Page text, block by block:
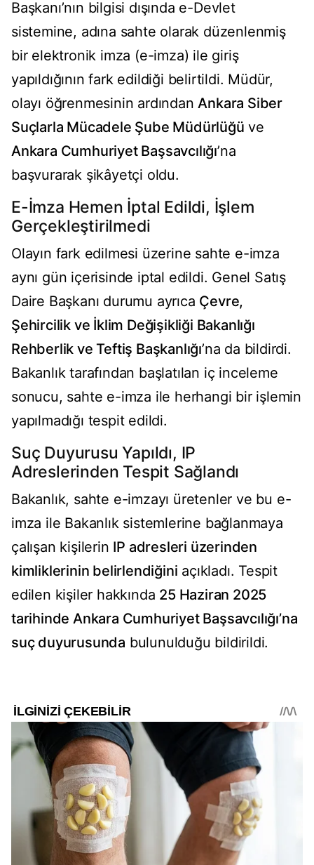
Başkanı’nın bilgisi dışında e-Devlet
sistemine, adına sahte olarak düzenlenmiş
bir elektronik imza (e-imza) ile giriş
yapıldığının fark edildiği belirtildi. Müdür,
olayı öğrenmesinin ardındanAnkara Siber
Suçlarla Mücadele Şube Müdürlüğü ve
Ankara Cumhuriyet Başsavcılığı’na
başvurarak şikâyetçi oldu.
E-İmza Hemen İptal Edildi, İşlem
Gerçekleştirilmedi
Olayın fark edilmesi üzerine sahte e-imza
aynı gün içerisinde iptal edildi. Genel Satış
Daire Başkanı durumu ayrıca Çevre,
Şehircilik ve İklim Değişikliği Bakanlığı
Rehberlik ve Teftiş Başkanlığı’na da bildirdi.
Bakanlık tarafından başlatılan iç inceleme
sonucu, sahte e-imza ile herhangi bir işlemin
yapılmadığı tespit edildi.
Suç Duyurusu Yapıldı, IP
Adreslerinden Tespit Sağlandı
Bakanlık, sahte e-imzayı üretenler ve bu e-
imza ile Bakanlık sistemlerine bağlanmaya
çalışan kişilerin IP adresleri üzerinden
kimliklerinin belirlendiğini açıkladı. Tespit
edilen kişiler hakkında 25 Haziran 2025
tarihinde Ankara Cumhuriyet Başsavcılığı’na
suç duyurusunda bulunulduğu bildirildi.